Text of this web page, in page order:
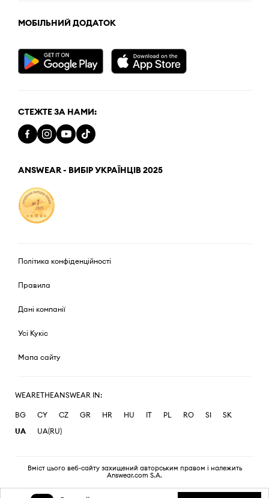
МОБІЛЬНИЙ ДОДАТОК
СТЕЖТЕ ЗА НАМИ:
ANSWEAR - ВИБІР УКРАЇНЦІВ 2025
Політика конфіденційності
Правила
Дані компанії
Усі Кукіс
Мапа сайту
WEARETHEANSWEAR IN:
BG CY CZ GR HR HU IT PL RO SI
SK
UA
UA(RU)
Вміст цього веб-сайту захищений авторським правом і належить
Answear.com S.A.